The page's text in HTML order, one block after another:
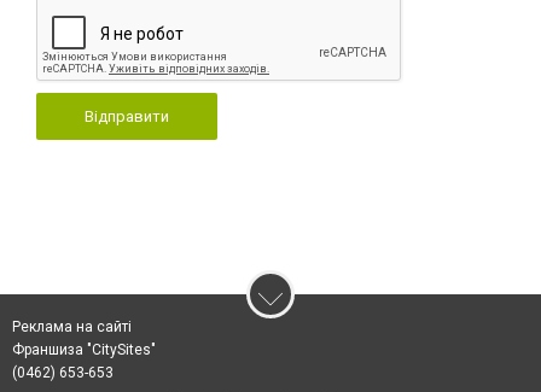
Відправити
Реклама на сайті
Франшиза "CitySites"
(0462) 653-653